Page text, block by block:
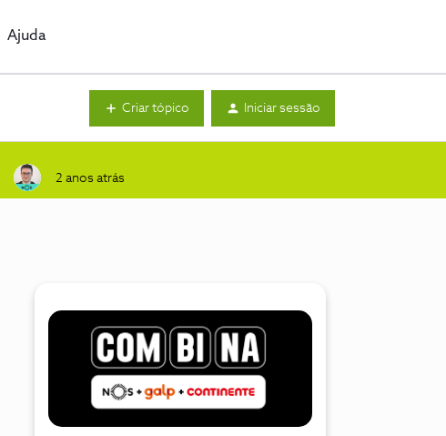
Ajuda
Criar tópico Iniciar sessão
2 anos atrás